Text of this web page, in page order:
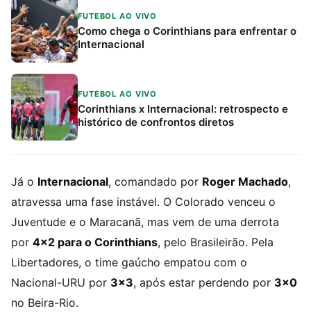
FUTEBOL AO VIVO
Como chega o Corinthians para enfrentar o
Internacional
FUTEBOL AO VIVO
Corinthians x Internacional: retrospecto e
histórico de confrontos diretos
Já o Internacional, comandado por Roger Machado,
atravessa uma fase instável. O Colorado venceu o
Juventude e o Maracanã, mas vem de uma derrota
por 4×2 para o Corinthians, pelo Brasileirão. Pela
Libertadores, o time gaúcho empatou com o
Nacional-URU por 3×3, após estar perdendo por 3×0
no Beira-Rio.